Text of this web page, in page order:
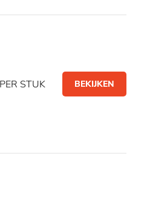
PER STUK BEKIJKEN